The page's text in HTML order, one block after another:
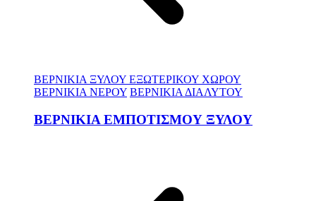
ΒΕΡΝΙΚΙΑ ΞΥΛΟΥ ΕΞΩΤΕΡΙΚΟΥ ΧΩΡΟΥ
ΒΕΡΝΙΚΙΑ ΝΕΡΟΥ ΒΕΡΝΙΚΙΑ ΔΙΑΛΥΤΟΥ
ΒΕΡΝΙΚΙΑ ΕΜΠΟΤΙΣΜΟΥ ΞΥΛΟΥ